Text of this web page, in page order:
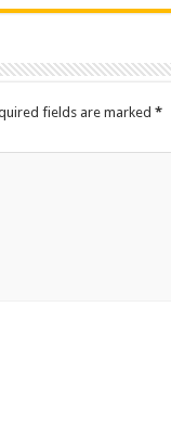
fields are marked *